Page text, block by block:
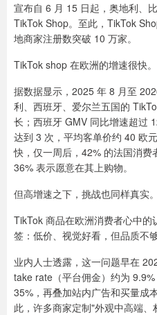
宣布自 6 月 15 日起，奥地利、
TikTok Shop。至此，TikTok
地商家注册数突破 10 万家。
TikTok shop 在欧洲的增速很快。
据数据显示，2025 年 8 月至
利、西班牙、爱尔兰五国的
长；西班牙 GMV 同比增速超过
达到 3 次，平均客单价约 40 欧
快，仅一周后，42% 的法国消费
36% 表示愿意在其上购物。
但高增速之下，挑战也同样真实。
TikTok 商品在欧洲消费者心中
签：低价、视觉好看，但品质不够
业内人士透露，这一问题早在
take rate（平台佣金）约为
35%，再叠加站内广告和买量成
此，许多商家定制"外观中高端